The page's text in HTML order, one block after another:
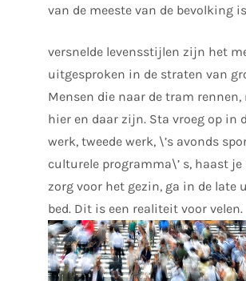
van de meeste van de bevolking
versnelde levensstijlen zijn het
uitgesproken in de straten van
Mensen die naar de tram rennen,
hier en daar zijn. Sta vroeg op in
werk, tweede werk, \’s avonds
culturele programma\’ s, haast
zorg voor het gezin, ga in de late
bed. Dit is een realiteit voor velen.